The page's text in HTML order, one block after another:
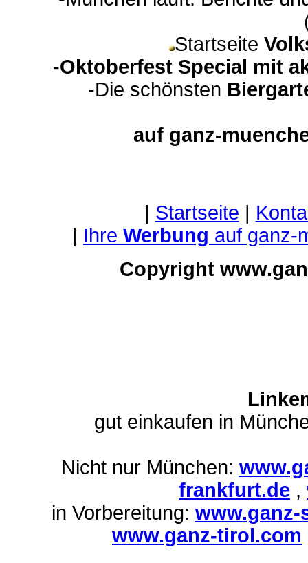
Startseite
-Oktoberfest Special mit
-Die schönsten
auf ganz-
| Startseite |
| Ihre Werbung auf ganz-
Copyright
gut einkaufen in
Nicht nur München:
frankfurt.de ,
in Vorbereitung: www.ganz-
www.ganz-tirol.com